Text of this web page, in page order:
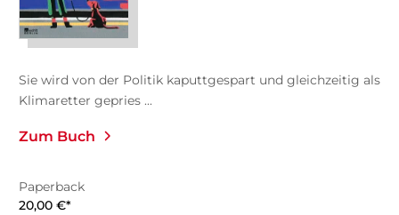
Sie wird von der Politik kaputtgespart und gleichzeitig als
Klimaretter gepries ...
Zum Buch
Paperback
20,00 €*